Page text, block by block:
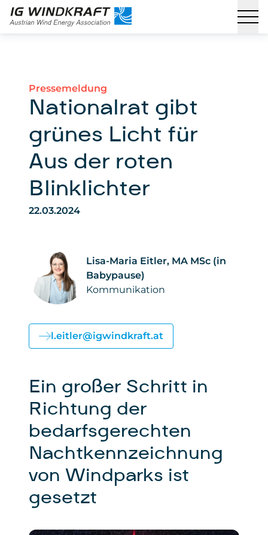
Pressemeldung
Nationalrat gibt
grünes Licht für
Aus der roten
Blinklichter
22.03.2024
Lisa-Maria Eitler, MA MSc (in
Babypause)
Kommunikation
l.eitler@igwindkraft.at
Ein großer Schritt in
Richtung der
bedarfsgerechten
Nachtkennzeichnung
von Windparks ist
gesetzt